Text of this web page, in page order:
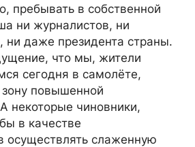
пребывать в собственной
ни журналистов, ни
ни даже президента страны.
что мы, жители
сегодня в самолёте,
повышенной
некоторые чиновники,
в качестве
осуществлять слаженную